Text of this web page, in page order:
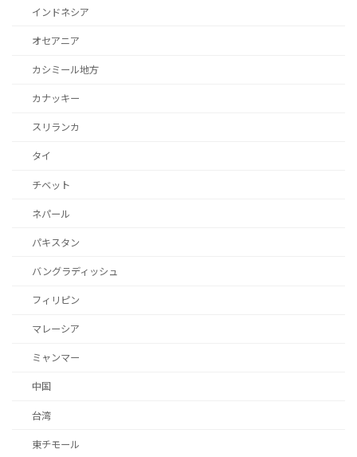
インドネシア
オセアニア
カシミール地方
カナッキー
スリランカ
タイ
チベット
ネパール
パキスタン
バングラディッシュ
フィリピン
マレーシア
ミャンマー
中国
台湾
東チモール